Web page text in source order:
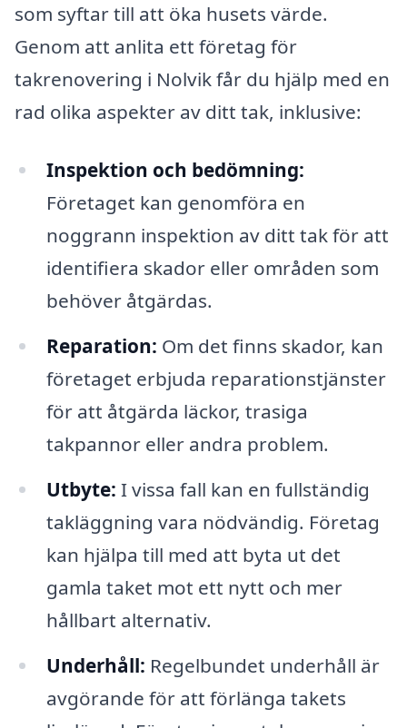
som syftar till att öka husets värde.
Genom att anlita ett företag för
takrenovering i Nolvik får du hjälp med en
rad olika aspekter av ditt tak, inklusive:
Inspektion och bedömning:
Företaget kan genomföra en
noggrann inspektion av ditt tak för att
identifiera skador eller områden som
behöver åtgärdas.
Reparation: Om det finns skador, kan
företaget erbjuda reparationstjänster
för att åtgärda läckor, trasiga
takpannor eller andra problem.
Utbyte: I vissa fall kan en fullständig
takläggning vara nödvändig. Företag
kan hjälpa till med att byta ut det
gamla taket mot ett nytt och mer
hållbart alternativ.
Underhåll: Regelbundet underhåll är
avgörande för att förlänga takets